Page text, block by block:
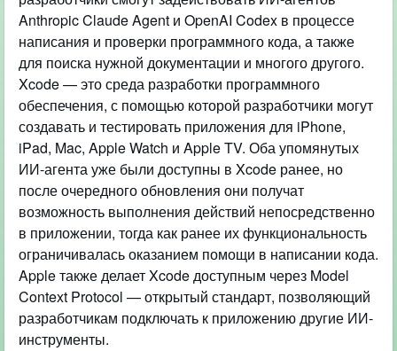
Anthropic Claude Agent и OpenAI Codex в процессе
написания и проверки программного кода, а также
для поиска нужной документации и многого другого.
Xcode — это среда разработки программного
обеспечения, с помощью которой разработчики могут
создавать и тестировать приложения для iPhone,
iPad, Mac, Apple Watch и Apple TV. Оба упомянутых
ИИ-агента уже были доступны в Xcode ранее, но
после очередного обновления они получат
возможность выполнения действий непосредственно
в приложении, тогда как ранее их функциональность
ограничивалась оказанием помощи в написании кода.
Apple также делает Xcode доступным через Model
Context Protocol — открытый стандарт, позволяющий
разработчикам подключать к приложению другие ИИ-
инструменты.